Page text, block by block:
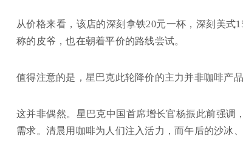
从价格来看，该店的深刻拿铁20元一杯，深刻美
称的皮爷，也在朝着平价的路线尝试。
值得注意的是，星巴克此轮降价的主力并非咖啡产
这并非偶然。星巴克中国首席增长官杨振此前强调
需求。清晨用咖啡为人们注入活力，而午后的沙冰